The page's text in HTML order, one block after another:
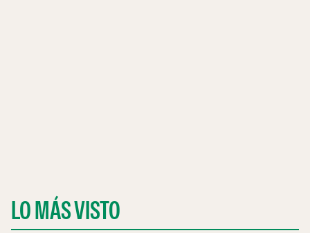
LO MÁS VISTO